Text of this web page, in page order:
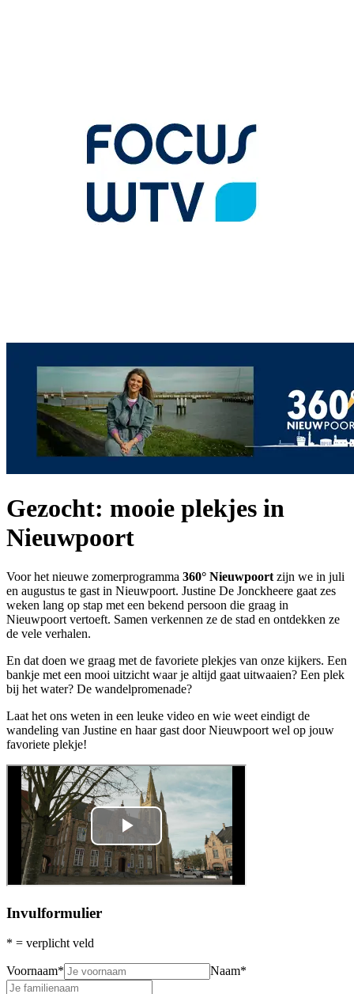
Gezocht: mooie plekjes in
Nieuwpoort
Voor het nieuwe zomerprogramma 360° Nieuwpoort zijn we in juli
en augustus te gast in Nieuwpoort. Justine De Jonckheere gaat zes
weken lang op stap met een bekend persoon die graag in
Nieuwpoort vertoeft. Samen verkennen ze de stad en ontdekken ze
de vele verhalen.
En dat doen we graag met de favoriete plekjes van onze kijkers. Een
bankje met een mooi uitzicht waar je altijd gaat uitwaaien? Een plek
bij het water? De wandelpromenade?
Laat het ons weten in een leuke video en wie weet eindigt de
wandeling van Justine en haar gast door Nieuwpoort wel op jouw
favoriete plekje!
Invulformulier
* = verplicht veld
Voornaam* Naam*